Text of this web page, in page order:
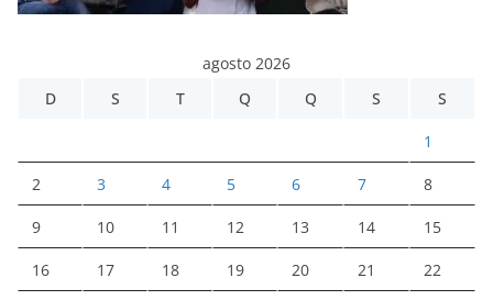
agosto 2026
D
S T Q Q S S
1
2 3 4 5 6 7 8
9 10 11 12 13 14 15
16 17 18 19 20 21 22